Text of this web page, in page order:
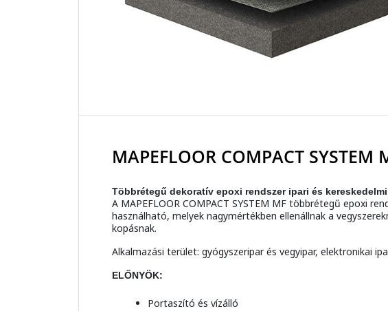
MAPEFLOOR COMPACT SYSTEM
Többrétegű dekoratív epoxi rendszer ipari és
A MAPEFLOOR COMPACT SYSTEM MF többrétegű epoxi
használható, melyek nagymértékben ellenállnak a
kopásnak.
Alkalmazási terület: gyógyszeripar és vegyipar, elektronikai
ELŐNYÖK:
Portaszító és vízálló